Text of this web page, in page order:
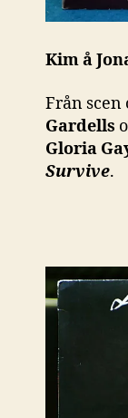
Kim å
Från scen
Gardells
Gloria
Survive.